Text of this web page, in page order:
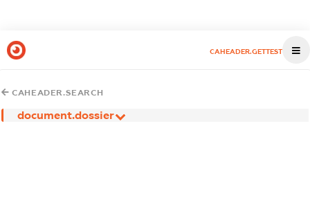
CAHEADER.GETTEST
CAHEADER.SEARCH
document.dossier